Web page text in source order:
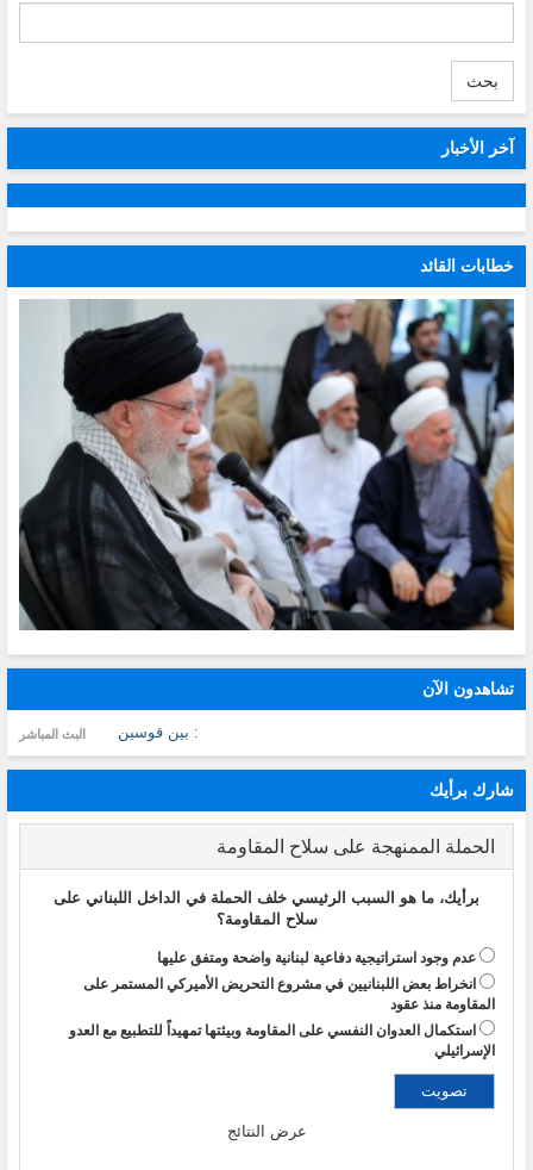
بحث
آخر الأخبار
خطابات القائد
تشاهدون الآن
: بين قوسين البث المباشر
شارك برأيك
الحملة الممنهجة على سلاح المقاومة
برأيك، ما هو السبب الرئيسي خلف الحملة في الداخل اللبناني على
سلاح المقاومة؟
عدم وجود استراتيجية دفاعية لبنانية واضحة ومتفق عليها
انخراط بعض اللبنانيين في مشروع التحريض الأميركي المستمر على
المقاومة منذ عقود
استكمال العدوان النفسي على المقاومة وبيئتها تمهيداً للتطبيع مع العدو
الإسرائيلي
عرض النتائج